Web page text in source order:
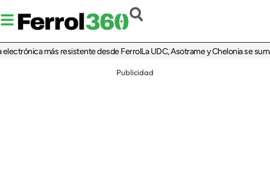
más resistente desde FerrolLa UDC, Asotrame y Chelonia se suman al
Publicidad